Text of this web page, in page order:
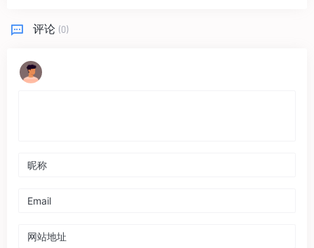
评论 (0)